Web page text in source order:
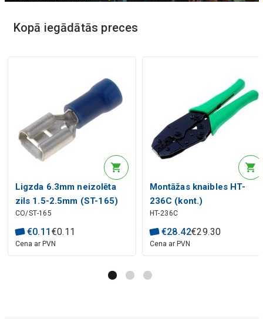
Kopā iegādātās preces
Ligzda 6.3mm neizolēta
zils 1.5-2.5mm (ST-165)
RoHS
CO/ST-165
€0.11 €0.11
Cena ar PVN
Montāžas knaibles HT-
236C (kont.)
HT-236C
€28.42€29.30
Cena ar PVN